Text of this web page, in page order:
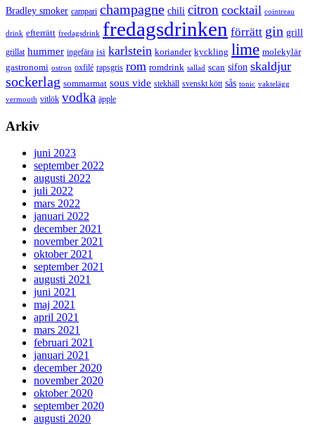
Bradley smoker campari champagne chili citron cocktail cointreau
drink efterrätt fredagsdrink fredagsdrinken förrätt gin grill
grillat hummer ingefära isi karlstein koriander kyckling lime molekylär
gastronomi ostron oxfilé rapsgris rom romdrink sallad scan sifon skaldjur
sockerlag sommarmat sous vide stekhäll svenskt kött sås tonic vaktelägg
vermouth vitlök vodka äpple
Arkiv
juni 2023
september 2022
augusti 2022
juli 2022
mars 2022
januari 2022
december 2021
november 2021
oktober 2021
september 2021
augusti 2021
juni 2021
maj 2021
april 2021
mars 2021
februari 2021
januari 2021
december 2020
november 2020
oktober 2020
september 2020
augusti 2020